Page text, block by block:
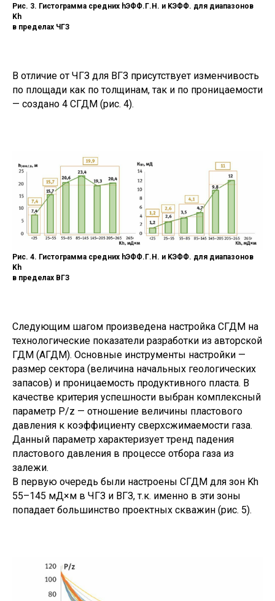
Рис. 3. Гистограмма средних hЭФФ.Г.Н. и KЭФФ. для диапазонов
Kh
в пределах ЧГЗ
В отличие от ЧГЗ для ВГЗ присутствует изменчивость
по площади как по толщинам, так и по проницаемости
— создано 4 СГДМ (рис. 4).
Рис. 4. Гистограмма средних hЭФФ.Г.Н. и KЭФФ. для диапазонов
Kh
в пределах ВГЗ
Следующим шагом произведена настройка СГДМ на
технологические показатели разработки из авторской
ГДМ (АГДМ). Основные инструменты настройки —
размер сектора (величина начальных геологических
запасов) и проницаемость продуктивного пласта. В
качестве критерия успешности выбран комплексный
параметр P/z — отношение величины пластового
давления к коэффициенту сверхсжимаемости газа.
Данный параметр характеризует тренд падения
пластового давления в процессе отбора газа из
залежи.
В первую очередь были настроены СГДМ для зон Kh
55–145 мД×м в ЧГЗ и ВГЗ, т.к. именно в эти зоны
попадает большинство проектных скважин (рис. 5).